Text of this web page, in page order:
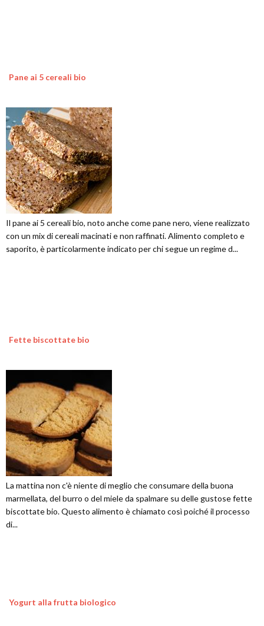
Pane ai 5 cereali bio
Il pane ai 5 cereali bio, noto anche come pane nero, viene realizzato
con un mix di cereali macinati e non raffinati. Alimento completo e
saporito, è particolarmente indicato per chi segue un regime d...
Fette biscottate bio
La mattina non c'è niente di meglio che consumare della buona
marmellata, del burro o del miele da spalmare su delle gustose fette
biscottate bio. Questo alimento è chiamato così poiché il processo
di...
Yogurt alla frutta biologico